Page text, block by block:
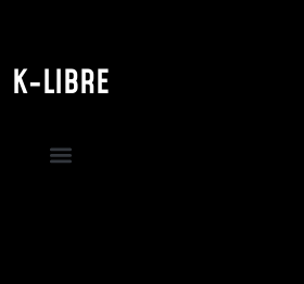
K-LIBRE